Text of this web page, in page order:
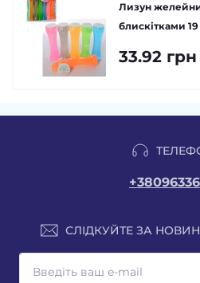
Лизун
блискітками
33.92 грн
СЛІДКУЙТЕ ЗА